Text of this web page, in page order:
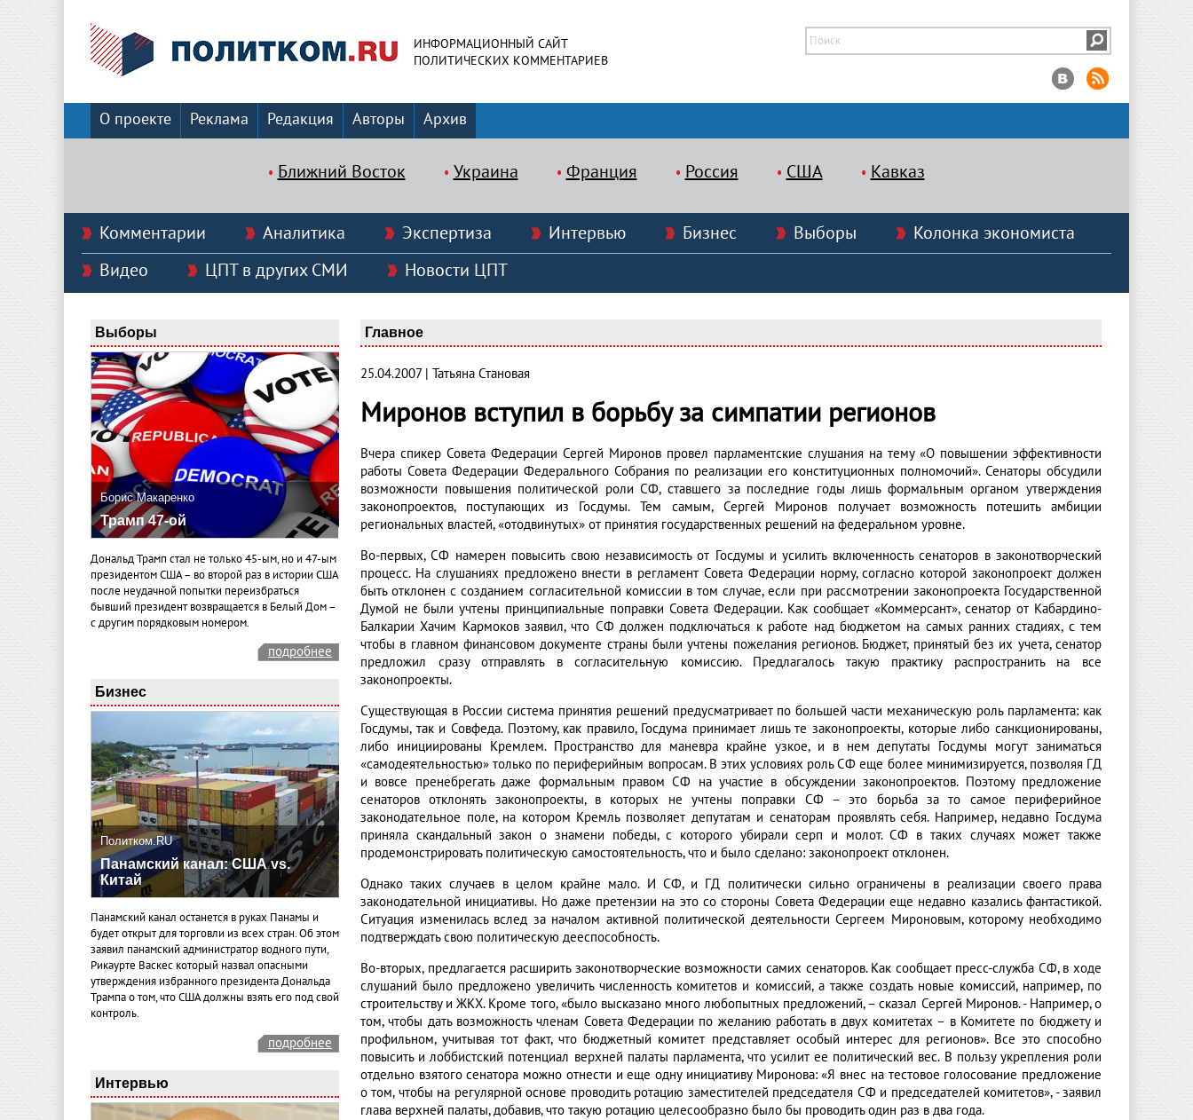
ИНФОРМАЦИОННЫЙ САЙТ
ПОЛИТИЧЕСКИХ КОММЕНТАРИЕВ
О проекте Реклама Редакция Авторы Архив
Ближний Восток Украина Франция Россия США Кавказ
Комментарии Аналитика Экспертиза Интервью Бизнес Выборы
Колонка экономиста
Видео
ЦПТ в других СМИ Новости ЦПТ
Выборы
Борис Макаренко
Трамп 47-ой
Дональд Трамп стал не только 45-ым, но и 47-ым
президентом США – во второй раз в истории США
после неудачной попытки переизбраться
бывший президент возвращается в Белый Дом –
с другим порядковым номером.
подробнее
Бизнес
Политком.RU
Панамский канал: США vs.
Китай
Панамский канал останется в руках Панамы и
будет открыт для торговли из всех стран. Об этом
заявил панамский администратор водного пути,
Рикаурте Васкес который назвал опасными
утверждения избранного президента Дональда
Трампа о том, что США должны взять его под свой
контроль.
подробнее
Интервью
Главное
25.04.2007 | Татьяна Становая
Миронов вступил в борьбу за симпатии регионов
Вчера спикер Совета Федерации Сергей Миронов провел парламентские слушания на тему «О повышении эффективности
работы Совета Федерации Федерального Собрания по реализации его конституционных полномочий». Сенаторы обсудили
возможности повышения политической роли СФ, ставшего за последние годы лишь формальным органом утверждения
законопроектов, поступающих из Госдумы. Тем самым, Сергей Миронов получает возможность потешить амбиции
региональных властей, «отодвинутых» от принятия государственных решений на федеральном уровне.
Во-первых, СФ намерен повысить свою независимость от Госдумы и усилить включенность сенаторов в законотворческий
процесс. На слушаниях предложено внести в регламент Совета Федерации норму, согласно которой законопроект должен
быть отклонен с созданием согласительной комиссии в том случае, если при рассмотрении законопроекта Государственной
Думой не были учтены принципиальные поправки Совета Федерации. Как сообщает «Коммерсант», сенатор от Кабардино-
Балкарии Хачим Кармоков заявил, что СФ должен подключаться к работе над бюджетом на самых ранних стадиях, с тем
чтобы в главном финансовом документе страны были учтены пожелания регионов. Бюджет, принятый без их учета, сенатор
предложил сразу отправлять в согласительную комиссию. Предлагалось такую практику распространить на все
законопроекты.
Существующая в России система принятия решений предусматривает по большей части механическую роль парламента: как
Госдумы, так и Совфеда. Поэтому, как правило, Госдума принимает лишь те законопроекты, которые либо санкционированы,
либо инициированы Кремлем. Пространство для маневра крайне узкое, и в нем депутаты Госдумы могут заниматься
«самодеятельностью» только по периферийным вопросам. В этих условиях роль СФ еще более минимизируется, позволяя ГД
и вовсе пренебрегать даже формальным правом СФ на участие в обсуждении законопроектов. Поэтому предложение
сенаторов отклонять законопроекты, в которых не учтены поправки СФ – это борьба за то самое периферийное
законодательное поле, на котором Кремль позволяет депутатам и сенаторам проявлять себя. Например, недавно Госдума
приняла скандальный закон о знамени победы, с которого убирали серп и молот. СФ в таких случаях может также
продемонстрировать политическую самостоятельность, что и было сделано: законопроект отклонен.
Однако таких случаев в целом крайне мало. И СФ, и ГД политически сильно ограничены в реализации своего права
законодательной инициативы. Но даже претензии на это со стороны Совета Федерации еще недавно казались фантастикой.
Ситуация изменилась вслед за началом активной политической деятельности Сергеем Мироновым, которому необходимо
подтверждать свою политическую дееспособность.
Во-вторых, предлагается расширить законотворческие возможности самих сенаторов. Как сообщает пресс-служба СФ, в ходе
слушаний было предложено увеличить численность комитетов и комиссий, а также создать новые комиссий, например, по
строительству и ЖКХ. Кроме того, «было высказано много любопытных предложений, – сказал Сергей Миронов. - Например, о
том, чтобы дать возможность членам Совета Федерации по желанию работать в двух комитетах – в Комитете по бюджету и
профильном, учитывая тот факт, что бюджетный комитет представляет особый интерес для регионов». Все это способно
повысить и лоббистский потенциал верхней палаты парламента, что усилит ее политический вес. В пользу укрепления роли
отдельно взятого сенатора можно отнести и еще одну инициативу Миронова: «Я внес на тестовое голосование предложение
о том, чтобы на регулярной основе проводить ротацию заместителей председателя СФ и председателей комитетов», - заявил
глава верхней палаты, добавив, что такую ротацию целесообразно было бы проводить один раз в два года.